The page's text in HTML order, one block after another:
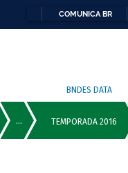
COMUNICA BR
BNDES DATA